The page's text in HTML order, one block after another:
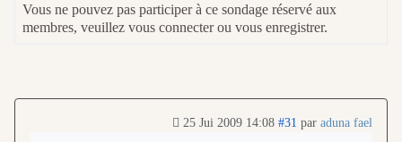
Vous ne pouvez pas participer à ce sondage réservé aux
membres, veuillez vous connecter ou vous enregistrer.
25 Jui 2009 14:08 #31 par aduna fael